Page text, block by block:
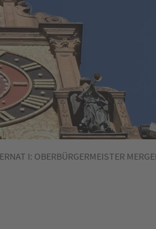
I: OBERBÜRGERMEISTER MERGEL